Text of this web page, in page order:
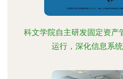
科文学院自主研发固定资产
运行，深化信息系